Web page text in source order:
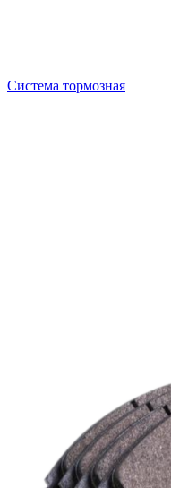
Система тормозная